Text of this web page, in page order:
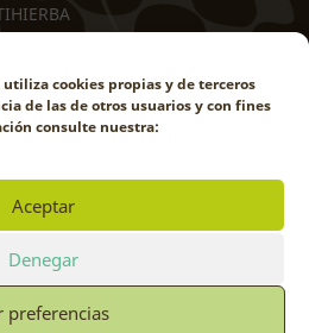
utiliza cookies propias y de terceros
de las de otros usuarios y con fines
consulte nuestra:
Aceptar
Denegar
preferencias
CON NOSOTROS
FABRICS 2025